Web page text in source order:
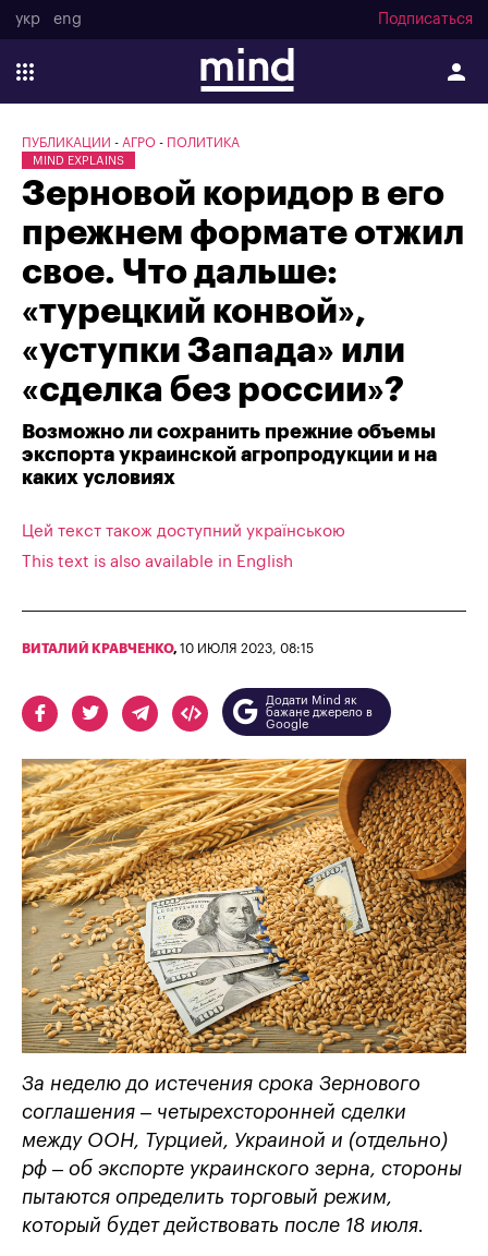
укр eng Подписаться
ПУБЛИКАЦИИ АГРО ПОЛИТИКА
MIND EXPLAINS
Зерновой коридор в его
прежнем формате отжил
свое. Что дальше:
«турецкий конвой»,
«уступки Запада» или
«сделка без россии»?
Возможно ли сохранить прежние объемы
экспорта украинской агропродукции и на
каких условиях
Цей текст також доступний українською
This text is also available in English
ВИТАЛИЙ КРАВЧЕНКО, 10 ИЮЛЯ 2023, 08:15
Додати Mind як
бажане джерело в
Google
За неделю до истечения срока Зернового
соглашения – четырехсторонней сделки
между ООН, Турцией, Украиной и (отдельно)
рф – об экспорте украинского зерна, стороны
пытаются определить торговый режим,
который будет действовать после 18 июля.